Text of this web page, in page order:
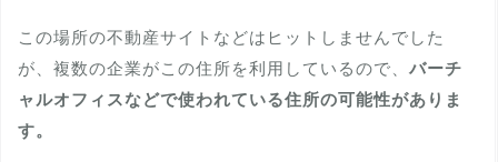
この場所の不動産サイトなどはヒットしませんでした
が、複数の企業がこの住所を利用しているので、 バーチ
ャルオフィスなどで使われている住所の可能性がありま
す。